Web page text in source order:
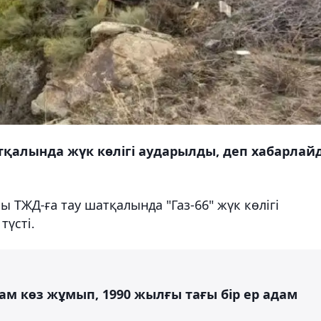
жүк көлігі аударылды, деп
ТЖД-ға тау шатқалында "Газ-66" жүк көлігі
көз жұмып, 1990 жылғы тағы бір ер адам